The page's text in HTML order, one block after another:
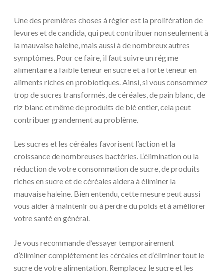
Une des premières choses à régler est la prolifération de
levures et de candida, qui peut contribuer non seulement à
la mauvaise haleine, mais aussi à de nombreux autres
symptômes. Pour ce faire, il faut suivre un régime
alimentaire à faible teneur en sucre et à forte teneur en
aliments riches en probiotiques. Ainsi, si vous consommez
trop de sucres transformés, de céréales, de pain blanc, de
riz blanc et même de produits de blé entier, cela peut
contribuer grandement au problème.
Les sucres et les céréales favorisent l’action et la
croissance de nombreuses bactéries. L’élimination ou la
réduction de votre consommation de sucre, de produits
riches en sucre et de céréales aidera à éliminer la
mauvaise haleine. Bien entendu, cette mesure peut aussi
vous aider à maintenir ou à perdre du poids et à améliorer
votre santé en général.
Je vous recommande d’essayer temporairement
d’éliminer complètement les céréales et d’éliminer tout le
sucre de votre alimentation. Remplacez le sucre et les